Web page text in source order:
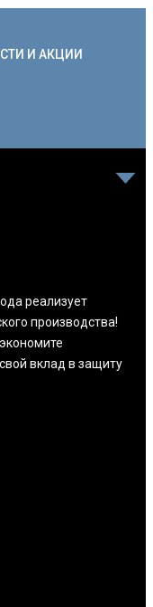
И АКЦИИ
реализует
производства!
вклад в защиту